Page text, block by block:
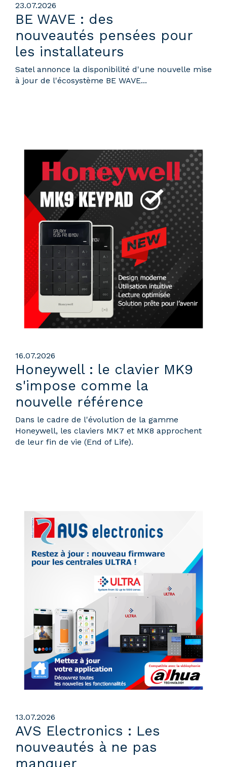
23.07.2026
BE WAVE : des
nouveautés pensées pour
les installateurs
Satel annonce la disponibilité d'une nouvelle mise
à jour de l'écosystème BE WAVE...
16.07.2026
Honeywell : le clavier MK9
s'impose comme la
nouvelle référence
Dans le cadre de l'évolution de la gamme
Honeywell, les claviers MK7 et MK8 approchent
de leur fin de vie (End of Life).
13.07.2026
AVS Electronics : Les
nouveautés à ne pas
manquer